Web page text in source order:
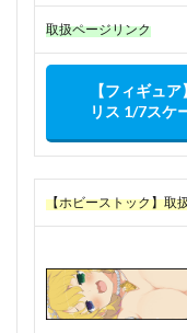
取扱ページリンク
【フィギュ
リス 1/7スケ
【ホビーストック】取